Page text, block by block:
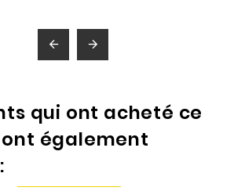
 
qui ont acheté ce
également